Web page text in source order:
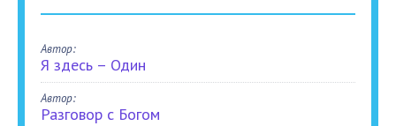
Автор:
Я здесь – Один
Автор:
Разговор с Богом